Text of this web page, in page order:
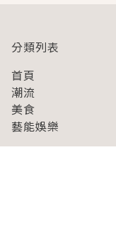
分類列表
首頁
潮流
美食
藝能娛樂